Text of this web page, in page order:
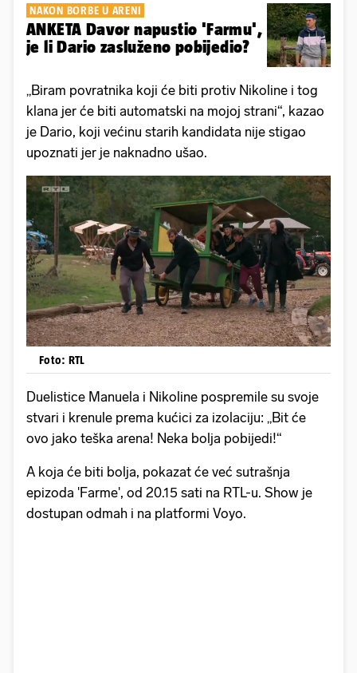
NAKON BORBE U ARENI
ANKETA Davor napustio 'Farmu',
je li Dario zasluženo pobijedio?
„Biram povratnika koji će biti protiv Nikoline i tog
klana jer će biti automatski na mojoj strani“, kazao
je Dario, koji većinu starih kandidata nije stigao
upoznati jer je naknadno ušao.
Foto: RTL
Duelistice Manuela i Nikoline pospremile su svoje
stvari i krenule prema kućici za izolaciju: „Bit će
ovo jako teška arena! Neka bolja pobijedi!“
A koja će biti bolja, pokazat će već sutrašnja
epizoda 'Farme', od 20.15 sati na RTL-u. Show je
dostupan odmah i na platformi Voyo.